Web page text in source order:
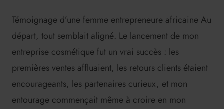
Témoignage d’une femme entrepreneure africaine Au
départ, tout semblait aligné. Le lancement de mon
entreprise cosmétique fut un vrai succès : les
premières ventes affluaient, les retours clients étaient
encourageants, les partenaires curieux, et mon
entourage commençait même à croire en mon